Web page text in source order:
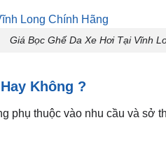
Giá Bọc Ghế Da Xe Hơi Tại Vĩnh
Không ?
phụ thuộc vào nhu cầu và